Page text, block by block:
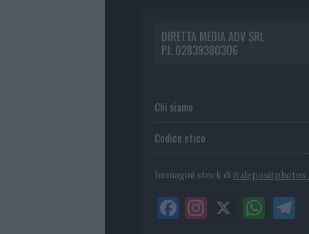
DIRETTA MEDIA ADV SRL
P.I. 02839380306
Chi siamo
Codice etico
Immagini stock di